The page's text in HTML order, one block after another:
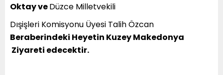
Oktay veDüzce Milletvekili
Dışişleri Komisyonu Üyesi Talih Özcan
Beraberindeki Heyetin Kuzey Makedonya
Ziyareti edecektir.